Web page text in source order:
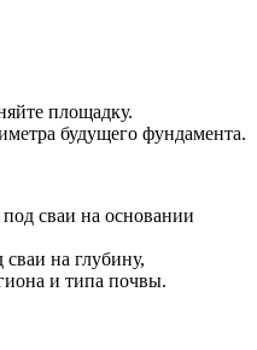
площадку.
будущего фундамента.
сваи на основании
на глубину,
и типа почвы.